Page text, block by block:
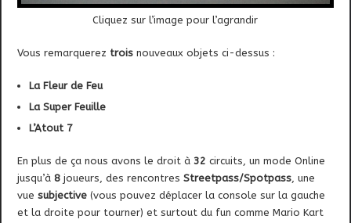
Cliquez sur l’image pour l’agrandir
Vous remarquerez trois nouveaux objets ci-dessus :
La Fleur de Feu
La Super Feuille
L’Atout 7
En plus de ça nous avons le droit à32 circuits, un mode Online
jusqu’à8 joueurs, des rencontresStreetpass/Spotpass, une
vue subjective (vous pouvez déplacer la console sur la gauche
et la droite pour tourner) et surtout du fun comme Mario Kart